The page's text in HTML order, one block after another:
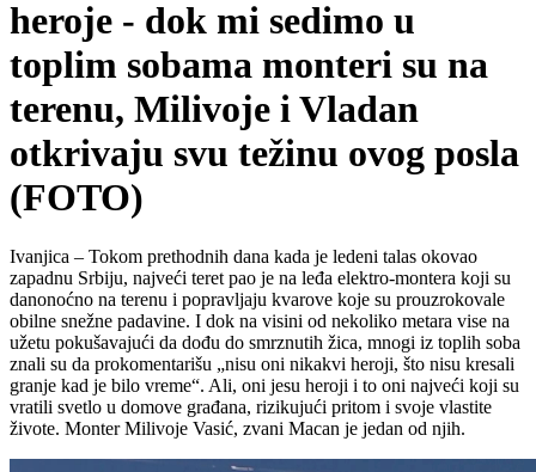
heroje - dok mi sedimo u
toplim sobama monteri su na
terenu, Milivoje i Vladan
otkrivaju svu težinu ovog posla
(FOTO)
Ivanjica – Tokom prethodnih dana kada je ledeni talas okovao
zapadnu Srbiju, najveći teret pao je na leđa elektro-montera koji su
danonoćno na terenu i popravljaju kvarove koje su prouzrokovale
obilne snežne padavine. I dok na visini od nekoliko metara vise na
užetu pokušavajući da dođu do smrznutih žica, mnogi iz toplih soba
znali su da prokomentarišu „nisu oni nikakvi heroji, što nisu kresali
granje kad je bilo vreme“. Ali, oni jesu heroji i to oni najveći koji su
vratili svetlo u domove građana, rizikujući pritom i svoje vlastite
živote. Monter Milivoje Vasić, zvani Macan je jedan od njih.